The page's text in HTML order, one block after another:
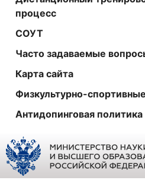
процесс
СОУТ
Часто задаваемые
Карта сайта
Физкультурно-
Антидопинговая политика